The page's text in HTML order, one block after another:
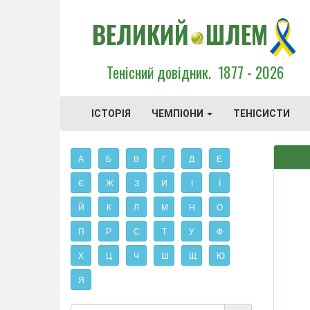
ВЕЛИКИЙ ШЛЕМ
Тенісний довідник. 1877 - 2026
ІСТОРІЯ ЧЕМПІОНИ ТЕНІСИСТИ
А Б В Г Д Е
Є Ж З И І Ї
Й К Л М Н О
П Р С Т У Ф
Х Ц Ч Ш Щ Ю
Я